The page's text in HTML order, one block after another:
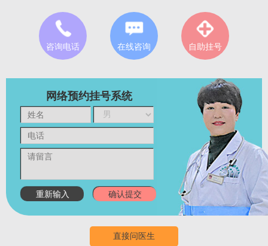
咨询电话 在线咨询 自助挂号
网络预约挂号系统
直接问医生